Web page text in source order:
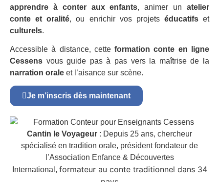
apprendre à conter aux enfants, animer unatelier
conte et oralité, ou enrichir vos projets éducatifset
culturels.
Accessible à distance, cetteformation conte en ligne
Cessens vous guide pas à pas vers la maîtrise de la
narration orale et l’aisance sur scène.
Je m’inscris dès maintenant
Cantin le Voyageur : Depuis 25 ans, chercheur
spécialisé en tradition orale, président fondateur de
l’Association Enfance & Découvertes
International, formateur au conte traditionnel dans 34